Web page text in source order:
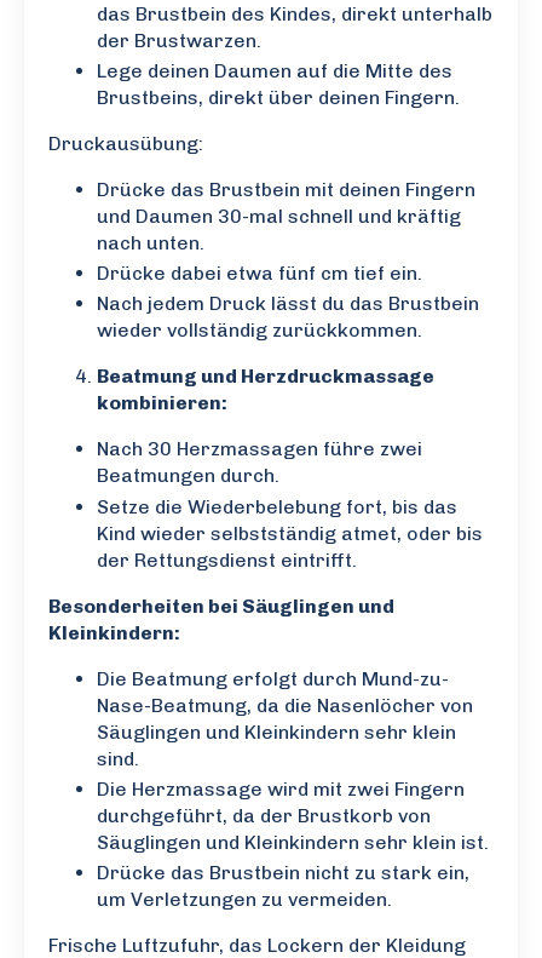
das Brustbein des Kindes, direkt unterhalb
der Brustwarzen.
Lege deinen Daumen auf die Mitte des
Brustbeins, direkt über deinen Fingern.
Druckausübung:
Drücke das Brustbein mit deinen Fingern
und Daumen 30-mal schnell und kräftig
nach unten.
Drücke dabei etwa fünf cm tief ein.
Nach jedem Druck lässt du das Brustbein
wieder vollständig zurückkommen.
Beatmung und Herzdruckmassage
kombinieren:
Nach 30 Herzmassagen führe zwei
Beatmungen durch.
Setze die Wiederbelebung fort, bis das
Kind wieder selbstständig atmet, oder bis
der Rettungsdienst eintrifft.
Besonderheiten bei Säuglingen und
Kleinkindern:
Die Beatmung erfolgt durch Mund-zu-
Nase-Beatmung, da die Nasenlöcher von
Säuglingen und Kleinkindern sehr klein
sind.
Die Herzmassage wird mit zwei Fingern
durchgeführt, da der Brustkorb von
Säuglingen und Kleinkindern sehr klein ist.
Drücke das Brustbein nicht zu stark ein,
um Verletzungen zu vermeiden.
Frische Luftzufuhr, das Lockern der Kleidung